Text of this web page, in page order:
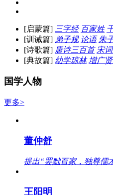
[启蒙篇] 三字经 百家姓
[训诫篇] 弟子规 论语 朱
[诗歌篇] 唐诗三百首 宋
[典故篇] 幼学琼林 增广
国学人物
更多>
董仲舒
提出“罢黜百家，独尊儒
王阳明